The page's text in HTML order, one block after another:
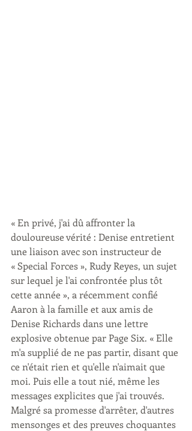
« En privé, j'ai dû affronter la
douloureuse vérité : Denise entretient
une liaison avec son instructeur de
« Special Forces », Rudy Reyes, un sujet
sur lequel je l'ai confrontée plus tôt
cette année », a récemment confié
Aaron à la famille et aux amis de
Denise Richards dans une lettre
explosive obtenue par Page Six. « Elle
m'a supplié de ne pas partir, disant que
ce n'était rien et qu'elle n'aimait que
moi. Puis elle a tout nié, même les
messages explicites que j'ai trouvés.
Malgré sa promesse d'arrêter, d'autres
mensonges et des preuves choquantes